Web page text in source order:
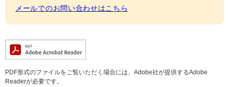
メールでのお問い合わせはこちら
PDF形式のファイルをご覧いただく場合には、Adobe社が提供するAdobe
Readerが必要です。